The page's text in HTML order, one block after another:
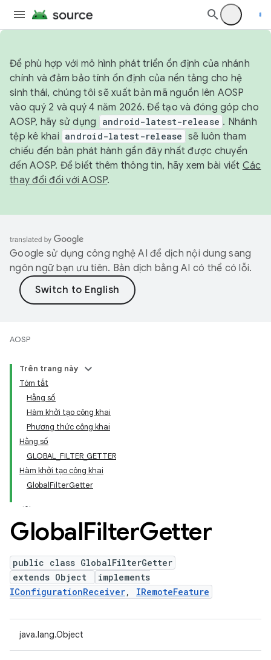
Để phù hợp với mô hình phát triển ổn định của nhánh
chính và đảm bảo tính ổn định của nền tảng cho hệ
sinh thái, chúng tôi sẽ xuất bản mã nguồn lên AOSP
vào quý 2 và quý 4 năm 2026. Để tạo và đóng góp cho
AOSP, hãy sử dụng
android-latest-release . Nhánh
tệp kê khai android-latest-release sẽ luôn tham
chiếu đến bản phát hành gần đây nhất được chuyển
đến AOSP. Để biết thêm thông tin, hãy xem bài viết Các
thay đổi đối với AOSP.
Google sử dụng công nghệ AI để dịch nội dung sang
ngôn ngữ bạn ưu tiên. Bản dịch bằng AI có thể có lỗi.
AOSP
Trên trang này
Tóm tắt
Hằng số
Hàm khởi tạo công khai
Phương thức công khai
Hằng số
GLOBAL_FILTER_GETTER
Hàm khởi tạo công khai
GlobalFilterGetter
GlobalFilterGetter
public class GlobalFilterGetter
extends Object
implements
IConfigurationReceiver, IRemoteFeature
java.lang.Object